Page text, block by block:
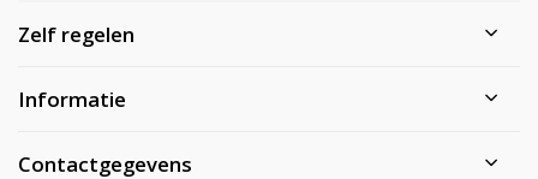
Zelf regelen
Informatie
Contactgegevens